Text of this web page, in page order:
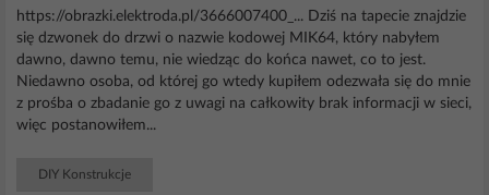
https://obrazki.elektroda.pl/3666007400_... Dziś na tapecie znajdzie
się dzwonek do drzwi o nazwie kodowej MIK64, który nabyłem
dawno, dawno temu, nie wiedząc do końca nawet, co to jest.
Niedawno osoba, od której go wtedy kupiłem odezwała się do mnie
z prośba o zbadanie go z uwagi na całkowity brak informacji w sieci,
więc postanowiłem...
DIY Konstrukcje